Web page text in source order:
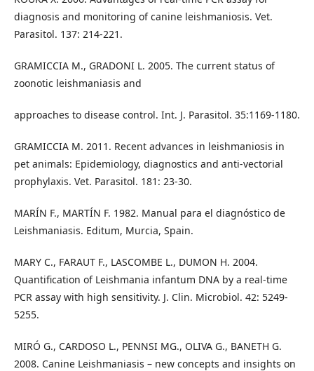
diagnosis and monitoring of canine leishmaniosis. Vet.
Parasitol. 137: 214-221.
GRAMICCIA M., GRADONI L. 2005. The current status of
zoonotic leishmaniasis and
approaches to disease control. Int. J. Parasitol. 35:1169-1180.
GRAMICCIA M. 2011. Recent advances in leishmaniosis in
pet animals: Epidemiology, diagnostics and anti-vectorial
prophylaxis. Vet. Parasitol. 181: 23-30.
MARÍN F., MARTÍN F. 1982. Manual para el diagnóstico de
Leishmaniasis. Editum, Murcia, Spain.
MARY C., FARAUT F., LASCOMBE L., DUMON H. 2004.
Quantification of Leishmania infantum DNA by a real-time
PCR assay with high sensitivity. J. Clin. Microbiol. 42: 5249-
5255.
MIRÓ G., CARDOSO L., PENNSI MG., OLIVA G., BANETH G.
2008. Canine Leishmaniasis – new concepts and insights on